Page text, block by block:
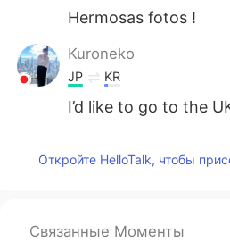
Hermosas fotos !
Kuroneko
JP KR
I’d like to go to the
Откройте HelloTalk, чтобы
Связанные Моменты